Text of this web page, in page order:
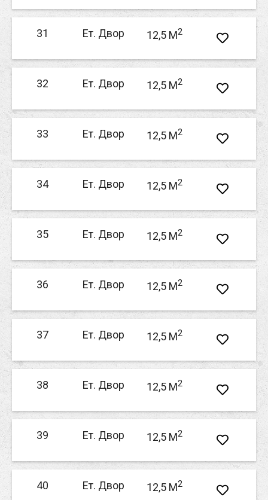
31 Ет. Двор 12,5 M2
32 Ет. Двор 12,5 M2
33 Ет. Двор 12,5 M2
34 Ет. Двор 12,5 M2
35 Ет. Двор 12,5 M2
36 Ет. Двор 12,5 M2
37 Ет. Двор 12,5 M2
38 Ет. Двор 12,5 M2
39 Ет. Двор 12,5 M2
40 Ет. Двор 12,5 M2